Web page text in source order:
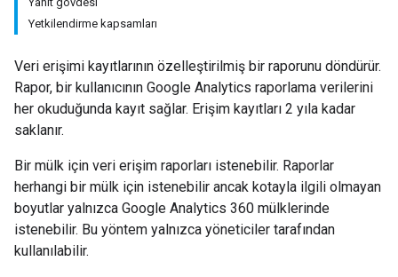
Yetkilendirme kapsamları
Veri erişimi kayıtlarının özelleştirilmiş bir raporunu döndürür.
Rapor, bir kullanıcının Google Analytics raporlama verilerini
her okuduğunda kayıt sağlar. Erişim kayıtları 2 yıla kadar
saklanır.
Bir mülk için veri erişim raporları istenebilir. Raporlar
herhangi bir mülk için istenebilir ancak kotayla ilgili olmayan
boyutlar yalnızca Google Analytics 360 mülklerinde
istenebilir. Bu yöntem yalnızca yöneticiler tarafından
kullanılabilir.